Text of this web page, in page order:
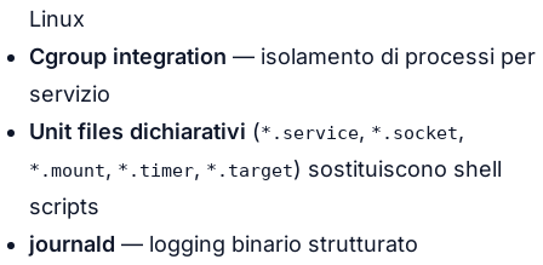
Linux
Cgroup integration — isolamento di processi per
servizio
Unit files dichiarativi (*.service, *.socket,
*.mount, *.timer, *.target) sostituiscono shell
scripts
journald — logging binario strutturato